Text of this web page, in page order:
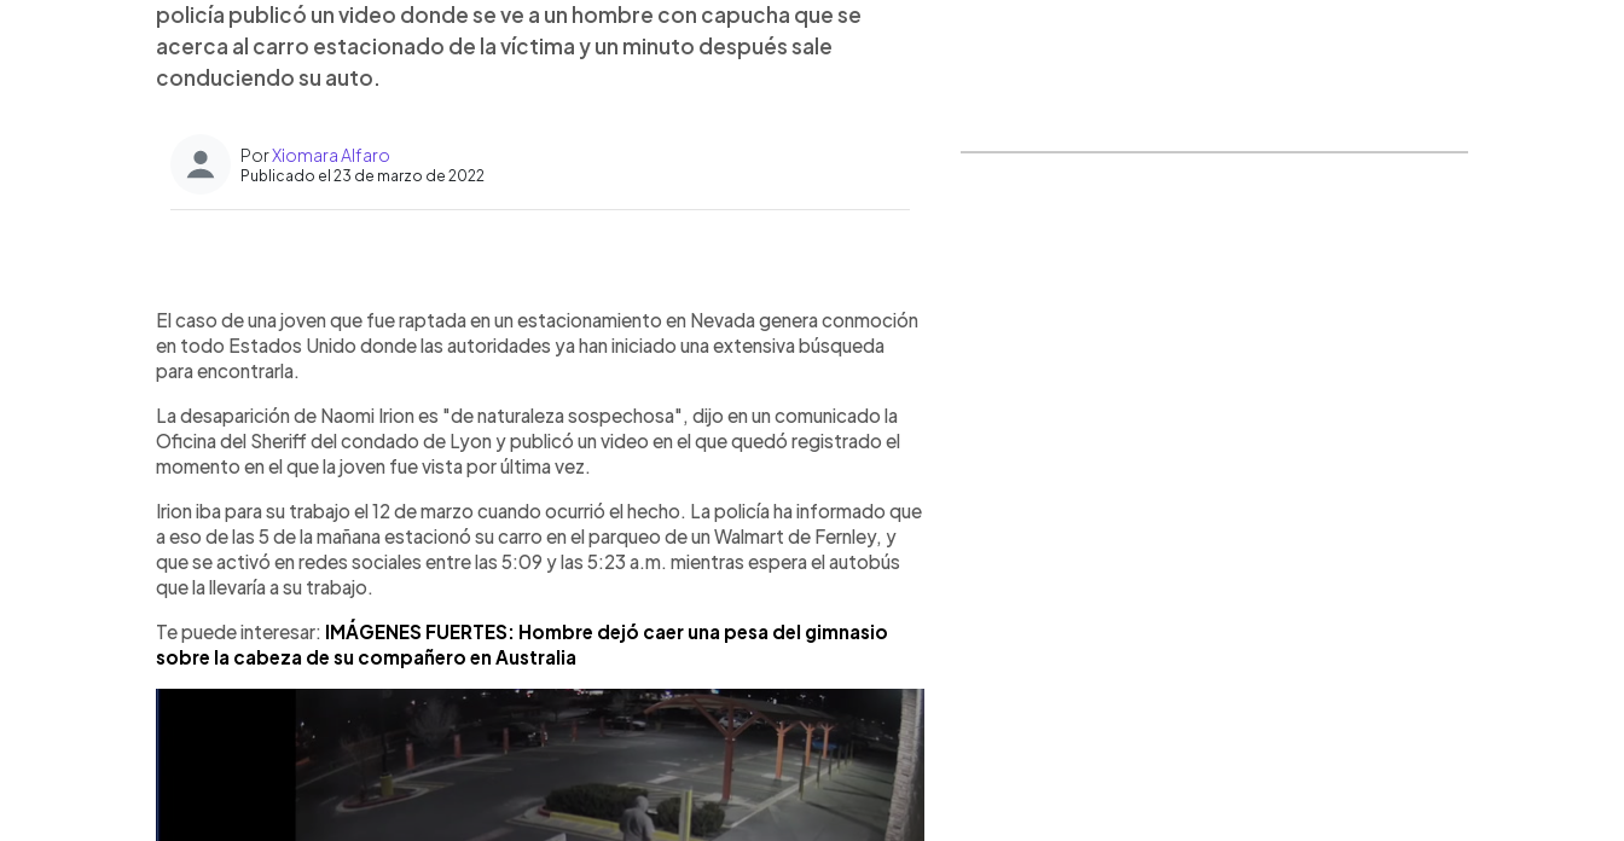
policía publicó un video donde se ve a un hombre con capucha que se
acerca al carro estacionado de la víctima y un minuto después sale
conduciendo su auto.
PorXiomara Alfaro
Publicado el 23 de marzo de 2022
► Escuchar artículo
El caso de una joven que fue raptada en un estacionamiento en Nevada genera conmoción
en todo Estados Unido donde las autoridades ya han iniciado una extensiva búsqueda
para encontrarla.
La desaparición de Naomi Irion es "de naturaleza sospechosa", dijo en un comunicado la
Oficina del Sheriff del condado de Lyon y publicó un video en el que quedó registrado el
momento en el que la joven fue vista por última vez.
Irion iba para su trabajo el 12 de marzo cuando ocurrió el hecho. La policía ha informado que
a eso de las 5 de la mañana estacionó su carro en el parqueo de un Walmart de Fernley, y
que se activó en redes sociales entre las 5:09 y las 5:23 a.m. mientras espera el autobús
que la llevaría a su trabajo.
Te puede interesar: IMÁGENES FUERTES: Hombre dejó caer una pesa del gimnasio
sobre la cabeza de su compañero en Australia